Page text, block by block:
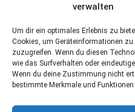
verwalten
Um dir ein optimales Erlebnis zu
Cookies, um Geräteinformationen
zuzugreifen. Wenn du diesen
wie das Surfverhalten oder
Wenn du deine Zustimmung nicht
bestimmte Merkmale und
Beautylounge Philomena
https://beautylounge-
Beauty